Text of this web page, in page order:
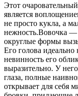
Этот
является
не просто кукла, а
нежность.Вовочка —
округлые формы
Его голова идеально
невинность его
выразительно. У
глаза, полные
открывает для себя